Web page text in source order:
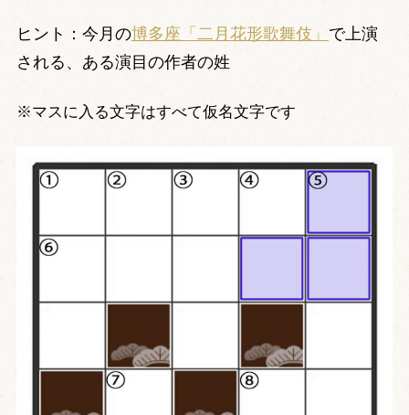
ヒント：今月の博多座「二月花形歌舞伎」 で上演
される、ある演目の作者の姓
※マスに入る文字はすべて仮名文字です